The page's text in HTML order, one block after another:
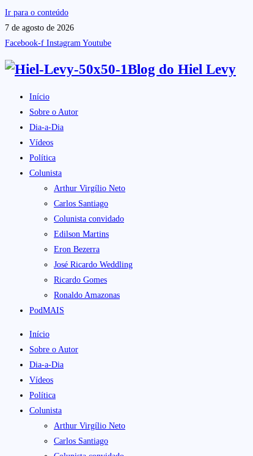
Ir para o conteúdo
7 de agosto de 2026
Facebook-f Instagram Youtube
Blog do Hiel Levy
Início
Sobre o Autor
Dia-a-Dia
Vídeos
Política
Colunista
Arthur Virgílio Neto
Carlos Santiago
Colunista convidado
Edilson Martins
Eron Bezerra
José Ricardo Weddling
Ricardo Gomes
Ronaldo Amazonas
PodMAIS
Início
Sobre o Autor
Dia-a-Dia
Vídeos
Política
Colunista
Arthur Virgílio Neto
Carlos Santiago